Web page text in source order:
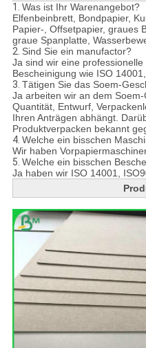
1. Was ist Ihr Warenangebot?
Elfenbeinbrett, Bondpapier,
Papier-, Offsetpapier, graues
graue Spanplatte,
2. Sind Sie ein manufactor?
Ja sind wir eine
Bescheinigung wie ISO
3. Tätigen Sie das Soem-
Ja arbeiten wir an dem
Quantität, Entwurf,
Ihren Anträgen abhängt.
Produktverpacken bekannt
4. Welche ein bisschen
Wir haben
5. Welche ein bisschen
Ja haben wir ISO 14001,